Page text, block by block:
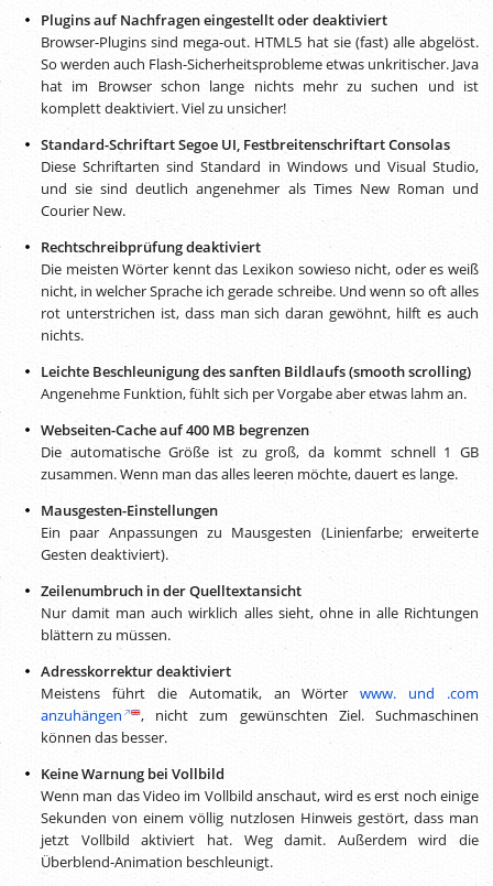
Plugins auf Nachfragen eingestellt oder deaktiviert
Browser-Plugins sind mega-out. HTML5 hat sie (fast) alle abgelöst.
So werden auch Flash-Sicherheitsprobleme etwas unkritischer. Java
hat im Browser schon lange nichts mehr zu suchen und ist
komplett deaktiviert. Viel zu unsicher!
Standard-Schriftart Segoe UI, Festbreitenschriftart Consolas
Diese Schriftarten sind Standard in Windows und Visual Studio,
und sie sind deutlich angenehmer als Times New Roman und
Courier New.
Rechtschreibprüfung deaktiviert
Die meisten Wörter kennt das Lexikon sowieso nicht, oder es weiß
nicht, in welcher Sprache ich gerade schreibe. Und wenn so oft alles
rot unterstrichen ist, dass man sich daran gewöhnt, hilft es auch
nichts.
Leichte Beschleunigung des sanften Bildlaufs (smooth scrolling)
Angenehme Funktion, fühlt sich per Vorgabe aber etwas lahm an.
Webseiten-Cache auf 400 MB begrenzen
Die automatische Größe ist zu groß, da kommt schnell 1 GB
zusammen. Wenn man das alles leeren möchte, dauert es lange.
Mausgesten-Einstellungen
Ein paar Anpassungen zu Mausgesten (Linienfarbe; erweiterte
Gesten deaktiviert).
Zeilenumbruch in der Quelltextansicht
Nur damit man auch wirklich alles sieht, ohne in alle Richtungen
blättern zu müssen.
Adresskorrektur deaktiviert
Meistens führt die Automatik, an Wörterwww. und .com
anzuhängen
, nicht zum gewünschten Ziel. Suchmaschinen
können das besser.
Keine Warnung bei Vollbild
Wenn man das Video im Vollbild anschaut, wird es erst noch einige
Sekunden von einem völlig nutzlosen Hinweis gestört, dass man
jetzt Vollbild aktiviert hat. Weg damit. Außerdem wird die
Überblend-Animation beschleunigt.